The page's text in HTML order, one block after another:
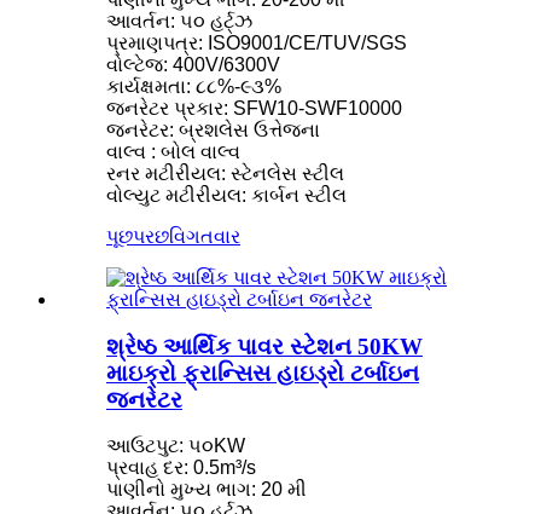
આવર્તન: ૫૦ હર્ટ્ઝ
પ્રમાણપત્ર: ISO9001/CE/TUV/SGS
વોલ્ટેજ: 400V/6300V
કાર્યક્ષમતા: ૮૮%-૯૩%
જનરેટર પ્રકાર: SFW10-SWF10000
જનરેટર: બ્રશલેસ ઉત્તેજના
વાલ્વ : બોલ વાલ્વ
રનર મટીરીયલ: સ્ટેનલેસ સ્ટીલ
વોલ્યુટ મટીરીયલ: કાર્બન સ્ટીલ
પૂછપરછવિગતવાર
શ્રેષ્ઠ આર્થિક પાવર સ્ટેશન 50KW
માઇક્રો ફ્રાન્સિસ હાઇડ્રો ટર્બાઇન
જનરેટર
આઉટપુટ: ૫૦KW
પ્રવાહ દર: 0.5m³/s
પાણીનો મુખ્ય ભાગ: 20 મી